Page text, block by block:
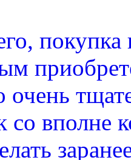
очень
со вполне